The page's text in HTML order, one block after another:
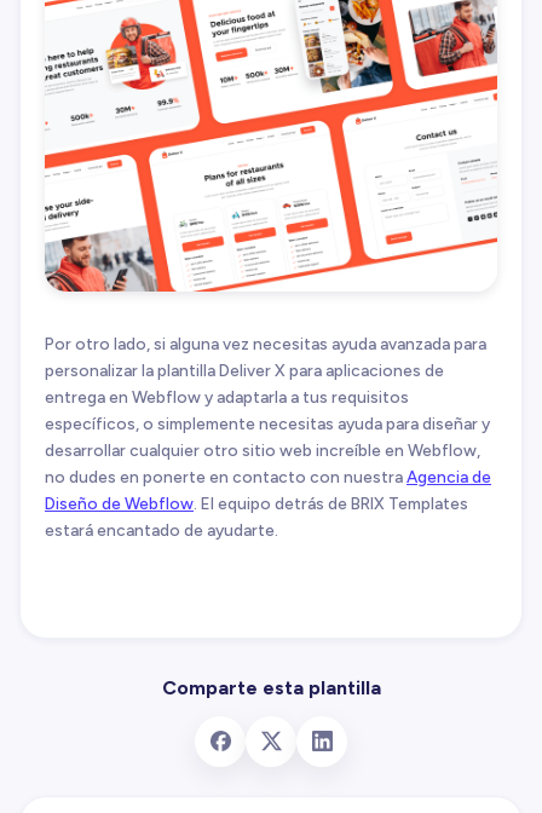
Por otro lado, si alguna vez necesitas ayuda avanzada para
personalizar la plantilla Deliver X para aplicaciones de
entrega en Webflow y adaptarla a tus requisitos
específicos, o simplemente necesitas ayuda para diseñar y
desarrollar cualquier otro sitio web increíble en Webflow,
no dudes en ponerte en contacto con nuestraAgencia de
Diseño de Webflow. El equipo detrás de BRIX Templates
estará encantado de ayudarte.
Comparte esta plantilla